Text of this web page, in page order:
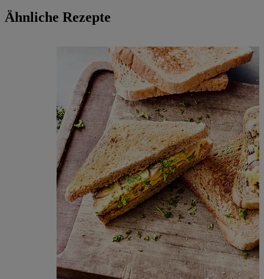
Ähnliche Rezepte